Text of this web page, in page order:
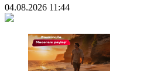
04.08.2026 11:44